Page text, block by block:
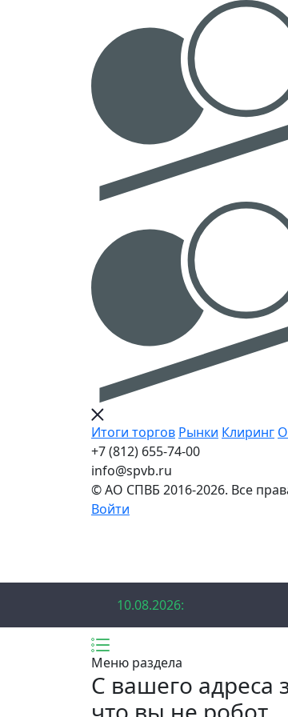
Итоги торгов Рынки Клиринг
+7 (812) 655-74-00
info@spvb.ru
© АО СПВБ 2016-2026. Все
Войти
10.08.2026:
Меню раздела
C вашего адреса